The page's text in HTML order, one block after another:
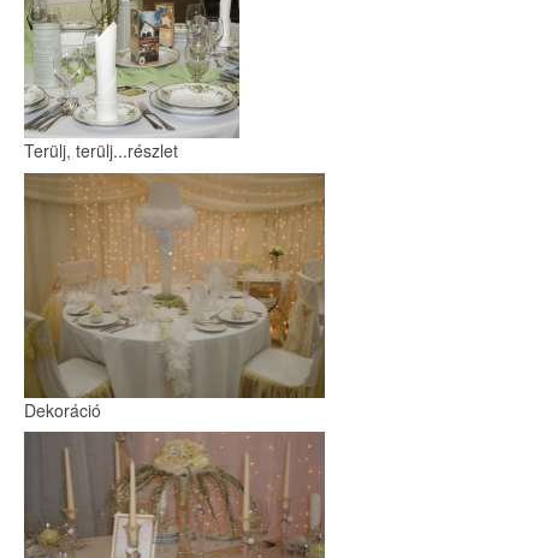
Terülj, terülj...részlet
Dekoráció